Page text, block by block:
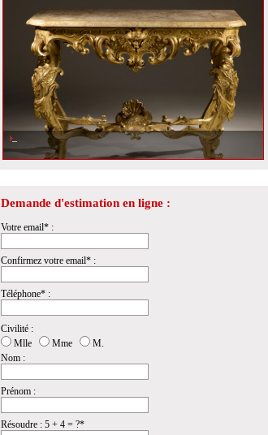
Demande d'estimation en ligne :
Votre email* :
Confirmez votre email* :
Téléphone* :
Civilité :
Mlle
Mme
M.
Nom :
Prénom :
Résoudre : 5 + 4 = ?*